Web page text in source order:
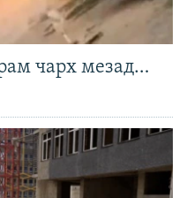
чарх мезад…